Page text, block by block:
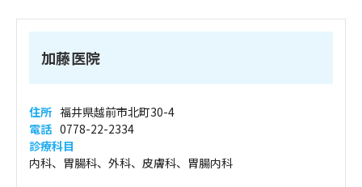
加藤医院
住所 福井県越前市北町30-4
電話 0778-22-2334
診療科目
内科、胃腸科、外科、皮膚科、胃腸内科